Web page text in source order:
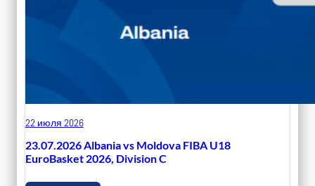
22 июля 2026
23.07.2026 Albania vs Moldova FIBA U18
EuroBasket 2026, Division C